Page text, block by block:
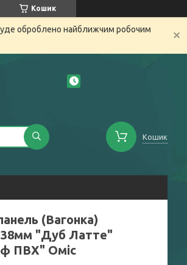
Кошик
оброблено найближчим робочим
Кошик
(Вагонка)
"Дуб Латте"
ПВХ" Оміс